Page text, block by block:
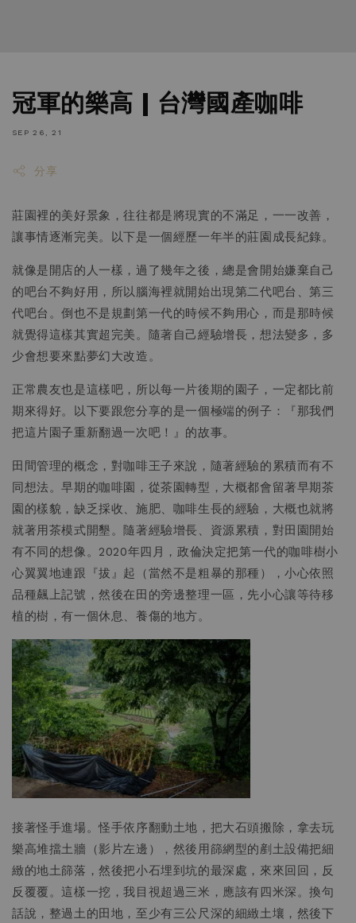
冠軍的樂高 | 台灣國產咖啡
SEP 26, 21
分享
莊園裡的美好景象，往往都是將現實的不滿足，一一改善，
讓事情逐漸完美。以下是一個經歷一年半的莊園成長紀錄。
就像是開店的人一樣，過了幾年之後，總是會開始嫌棄自己
的吧台不夠好用，所以腦海裡就開始出現第二代吧台、第三
代吧台。倒也不是規劃第一代的時候不夠用心，而是那時候
就覺得這樣其實超完美。隨著自己經驗增長，想法變多，多
少會想要來點夢幻大改造。
正常農友也是這樣吧，所以每一片後期的園子，一定都比前
期來得好。以下要跟您分享的是一個極端的例子：『那我們
把這片園子重新翻過一次吧！』的故事。
田間管理的概念，對咖啡王子來說，隨著經驗的累積而有不
同想法。早期的咖啡園，從茶園轉型，大概都會留著早期茶
園的樣貌，缺乏採收、施肥、咖啡生長的經驗，大概也就將
就著用茶模式開墾。隨著經驗增長、資源累積，對田園開始
有不同的想像。2020年四月，政倫決定把第一代的咖啡樹小
心翼翼地連跟『拔』起（當然不是粗暴的那種），小心依照
品種飆上記號，然後在田的旁邊整理一區，先小心讓等待移
植的樹，有一個休息、養傷的地方。
接著怪手進場。怪手依序翻動土地，把大石頭搬除，拿去玩
樂高堆擋土牆（影片左邊），然後用篩網型的剷土設備把細
緻的地土篩落，然後把小石埋到坑的最深處，來來回回，反
反覆覆。這樣一挖，我目視超過三米，應該有四米深。換句
話說，整過土的田地，至少有三公尺深的細緻土壤，然後下